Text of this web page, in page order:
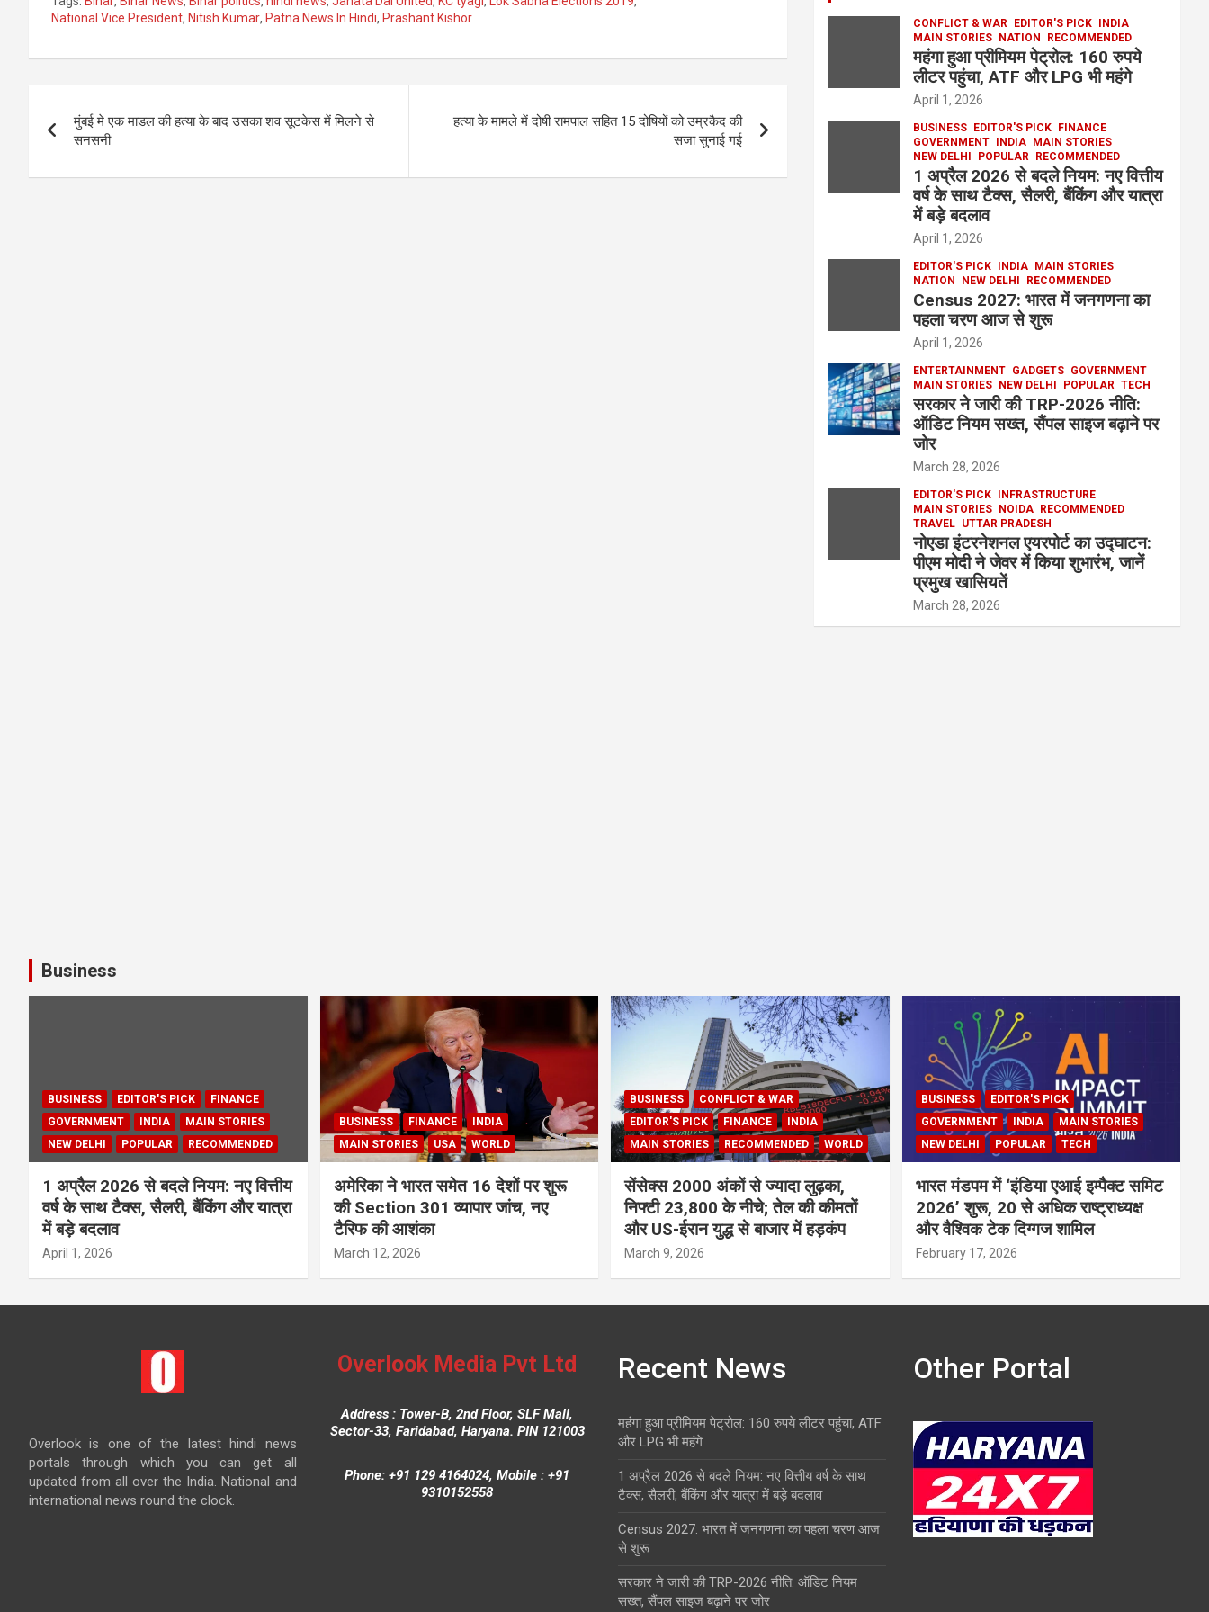
National Vice President, Nitish Kumar, Patna News In Hindi, Prashant Kishor
navigation
मुंबई मे एक माडल की हत्‍या के बाद उसका शव सूटकेस में मिलने से
सनसनी
हत्‍या के मामले में दोषी रामपाल सहित 15 दोषियों को उम्रकैद की
सजा सुनाई गई
CONFLICT & WAR EDITOR'S PICK INDIA
MAIN STORIES NATION RECOMMENDED
महंगा हुआ प्रीमियम पेट्रोल: 160 रुपये
लीटर पहुंचा, ATF और LPG भी महंगे
April 1, 2026
BUSINESS EDITOR'S PICK FINANCE
GOVERNMENT INDIA MAIN STORIES
NEW DELHI
POPULAR RECOMMENDED
1 अप्रैल 2026 से बदले नियम: नए वित्तीय
वर्ष के साथ टैक्स, सैलरी, बैंकिंग और यात्रा
में बड़े बदलाव
April 1, 2026
EDITOR'S PICK INDIA MAIN STORIES
NATION
NEW DELHI RECOMMENDED
Census 2027: भारत में जनगणना का
पहला चरण आज से शुरू
April 1, 2026
ENTERTAINMENT GADGETS GOVERNMENT
MAIN STORIES NEW DELHI POPULAR TECH
सरकार ने जारी की TRP-2026 नीति:
ऑडिट नियम सख्त, सैंपल साइज बढ़ाने पर
जोर
March 28, 2026
EDITOR'S PICK INFRASTRUCTURE
MAIN STORIES NOIDA RECOMMENDED
TRAVEL UTTAR PRADESH
नोएडा इंटरनेशनल एयरपोर्ट का उद्घाटन:
पीएम मोदी ने जेवर में किया शुभारंभ, जानें
प्रमुख खासियतें
March 28, 2026
Business
BUSINESS EDITOR'S PICK
FINANCE
GOVERNMENT
INDIA
MAIN STORIES
NEW DELHI
POPULAR RECOMMENDED
1 अप्रैल 2026 से बदले नियम: नए वित्तीय
वर्ष के साथ टैक्स, सैलरी, बैंकिंग और यात्रा
में बड़े बदलाव
April 1, 2026
BUSINESS FINANCE
INDIA
MAIN STORIES
USA WORLD
अमेरिका ने भारत समेत 16 देशों पर शुरू
की Section 301 व्यापार जांच, नए
टैरिफ की आशंका
March 12, 2026
BUSINESS
CONFLICT & WAR
EDITOR'S PICK
FINANCE
INDIA
MAIN STORIES
RECOMMENDED WORLD
सेंसेक्स 2000 अंकों से ज्यादा लुढ़का,
निफ्टी 23,800 के नीचे; तेल की कीमतों
और US-ईरान युद्ध से बाजार में हड़कंप
March 9, 2026
BUSINESS
EDITOR'S PICK
GOVERNMENT
INDIA
MAIN STORIES
NEW DELHI
POPULAR TECH
भारत मंडपम में ‘इंडिया एआई इम्पैक्ट समिट
2026’ शुरू, 20 से अधिक राष्ट्राध्यक्ष
और वैश्विक टेक दिग्गज शामिल
February 17, 2026
Overlook is one of the latest hindi news
portals through which you can get all
updated from all over the India. National and
international news round the clock.
Overlook Media Pvt Ltd
Address : Tower-B, 2nd Floor, SLF Mall,
Sector-33, Faridabad, Haryana. PIN 121003
Phone: +91 129 4164024, Mobile : +91
9310152558
Recent News
महंगा हुआ प्रीमियम पेट्रोल: 160 रुपये लीटर पहुंचा, ATF
और LPG भी महंगे
1 अप्रैल 2026 से बदले नियम: नए वित्तीय वर्ष के साथ
टैक्स, सैलरी, बैंकिंग और यात्रा में बड़े बदलाव
Census 2027: भारत में जनगणना का पहला चरण आज
से शुरू
सरकार ने जारी की TRP-2026 नीति: ऑडिट नियम
सख्त, सैंपल साइज बढ़ाने पर जोर
Other Portal